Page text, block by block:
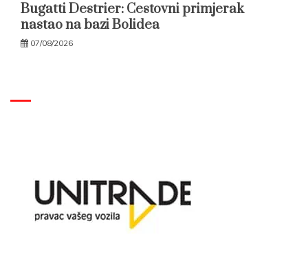
Bugatti Destrier: Cestovni primjerak
nastao na bazi Bolidea
07/08/2026